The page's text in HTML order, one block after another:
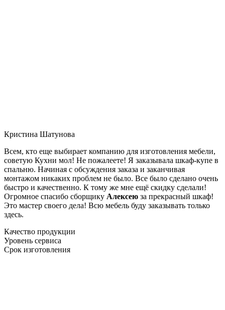
Кристина Шатунова
Всем, кто еще выбирает компанию для изготовления мебели,
советую Кухни мол! Не пожалеете! Я заказывала шкаф-купе в
спальню. Начиная с обсуждения заказа и заканчивая
монтажом никаких проблем не было. Все было сделано очень
быстро и качественно. К тому же мне ещё скидку сделали!
Огромное спасибо сборщику Алексею за прекрасный шкаф!
Это мастер своего дела! Всю мебель буду заказывать только
здесь.
Качество продукции
Уровень сервиса
Срок изготовления